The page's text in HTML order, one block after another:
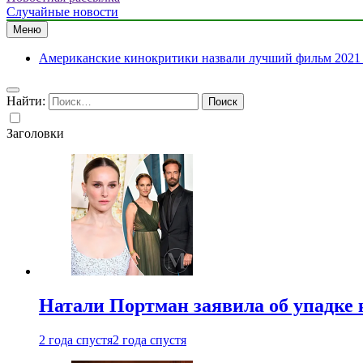
Случайные новости
Меню
Американские кинокритики назвали лучший фильм 2021
Найти:
Заголовки
Натали Портман заявила об упадке
2 года спустя2 года спустя